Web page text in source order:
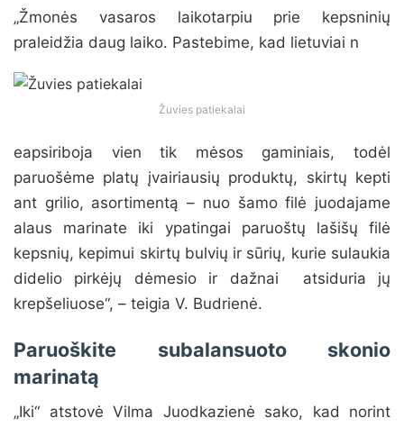
„Žmonės vasaros laikotarpiu prie kepsninių
praleidžia daug laiko. Pastebime, kad lietuviai n
Žuvies patiekalai
eapsiriboja vien tik mėsos gaminiais, todėl
paruošėme platų įvairiausių produktų, skirtų kepti
ant grilio, asortimentą – nuo šamo filė juodajame
alaus marinate iki ypatingai paruoštų lašišų filė
kepsnių, kepimui skirtų bulvių ir sūrių, kurie sulaukia
didelio pirkėjų dėmesio ir dažnai atsiduria jų
krepšeliuose“, – teigia V. Budrienė.
Paruoškite subalansuoto skonio
marinatą
„Iki“ atstovė Vilma Juodkazienė sako, kad norint